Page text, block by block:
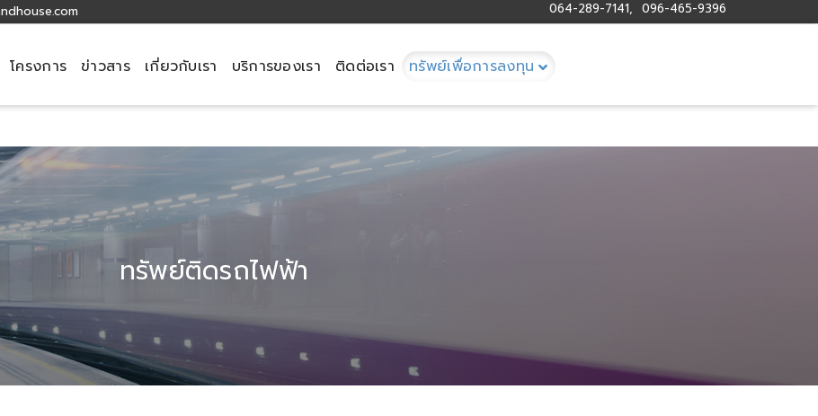
064-289-7141, 096-465-9396
โครงการ ข่าวสาร เกี่ยวกับเรา บริการของเรา ติดต่อเรา ทรัพย์เพื่อการลงทุน
header
ทรัพย์ติดรถไฟฟ้า